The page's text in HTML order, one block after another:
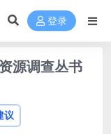
登录
源调查丛书
议